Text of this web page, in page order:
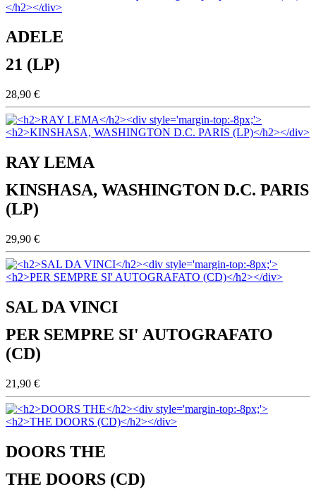
ADELE
21 (LP)
28,90 €
RAY LEMA
KINSHASA, WASHINGTON D.C. PARIS
(LP)
29,90 €
SAL DA VINCI
PER SEMPRE SI' AUTOGRAFATO
(CD)
21,90 €
DOORS THE
THE DOORS (CD)